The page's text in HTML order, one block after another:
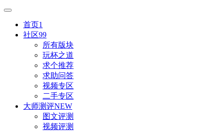
首页1
社区99
所有版块
玩杯之道
求个推荐
求助问答
视频专区
二手专区
大师测评NEW
图文评测
视频评测